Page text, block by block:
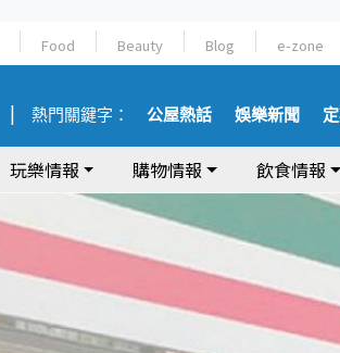
Food Beauty Blog e-zone
熱門關鍵字： 公屋熱話 娛樂新聞
玩樂情報 購物情報 飲食情報